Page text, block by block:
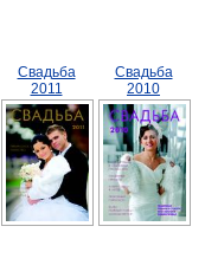
Свадьба
2011
Свадьба
2010